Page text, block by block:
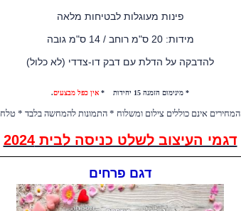
פינות מעוגלות לבטיחות מלאה
מידות: 20 ס"מ רוחב / 14 ס"מ גובה
להדבקה על הדלת עם דבק דו-צדדי (לא כלול)
* מינימום הזמנה 15 יחידות * אין כפל מבצעים.
המחירים אינם כוללים צילום ומשלוח * התמונות להמחשה בלבד * טלח
דגמי העיצוב לשלט כניסה לבית 2024
דגם פרחים